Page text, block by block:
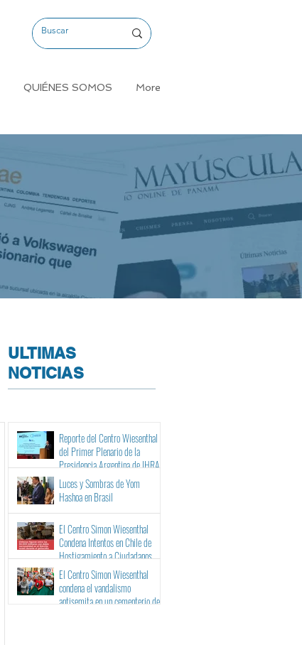
QUIÉNES SOMOS More
ULTIMAS
NOTICIAS
Reporte del Centro Wiesenthal
del Primer Plenario de la
Presidencia Argentina de IHRA
Luces y Sombras de Yom
Hashoa en Brasil
El Centro Simon Wiesenthal
Condena Intentos en Chile de
Hostigamiento a Ciudadanos
Israelíes y Binacionales ante sus
Tribunales
El Centro Simon Wiesenthal
condena el vandalismo
antisemita en un cementerio de